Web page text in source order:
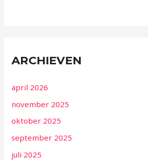
ARCHIEVEN
april 2026
november 2025
oktober 2025
september 2025
juli 2025